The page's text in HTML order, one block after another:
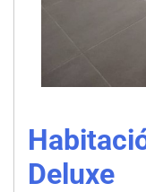
Deluxe